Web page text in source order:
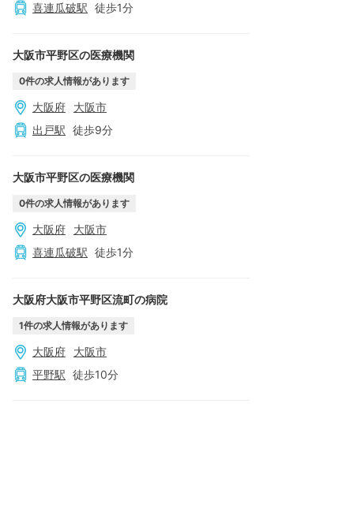
喜連瓜破駅 徒歩1分
大阪市平野区の医療機関
0件の求人情報があります
大阪府
大阪市
出戸駅 徒歩9分
大阪市平野区の医療機関
0件の求人情報があります
大阪府
大阪市
喜連瓜破駅 徒歩1分
大阪府大阪市平野区流町の病院
1件の求人情報があります
大阪府
大阪市
平野駅 徒歩10分